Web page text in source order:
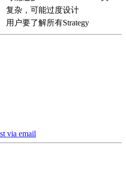
复杂，可能过度设计
用户要了解所有Strategy
via email